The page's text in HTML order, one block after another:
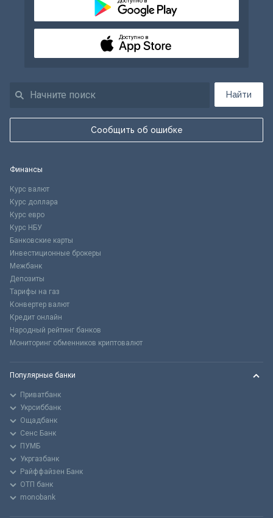
Найти
Сообщить об ошибке
Доступно в
Финансы
Курс валют
Курс доллара
Курс евро
Курс НБУ
Банковские карты
Инвестиционные брокеры
Межбанк
Депозиты
Тарифы на газ
Конвертер валют
Кредит онлайн
Народный рейтинг банков
Мониторинг обменников криптовалют
Популярные банки
Приватбанк
Укрсиббанк
Ощадбанк
Сенс Банк
ПУМБ
Укргазбанк
Райффайзен Банк
ОТП банк
monobank